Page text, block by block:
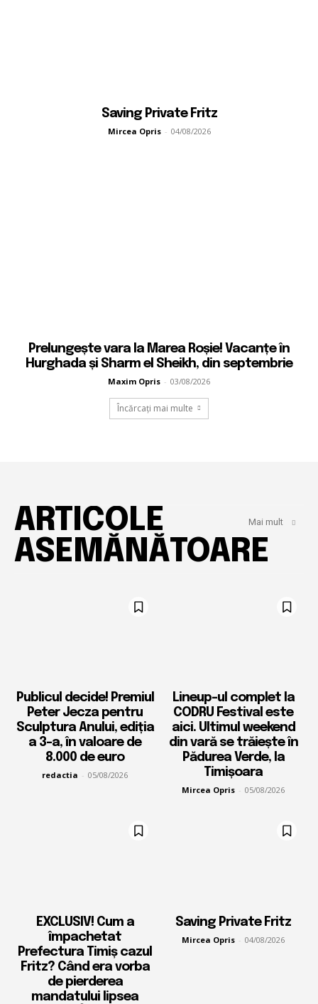
Saving Private Fritz
Mircea Opris - 04/08/2026
Prelungește vara la Marea Roșie! Vacanțe în
Hurghada și Sharm el Sheikh, din septembrie
Maxim Opris - 03/08/2026
Încărcați mai multe
ARTICOLE
ASEMĂNĂTOARE
Mai mult
Publicul decide! Premiul
Peter Jecza pentru
Sculptura Anului, ediția
a 3-a, în valoare de
8.000 de euro
redactia - 05/08/2026
Lineup-ul complet la
CODRU Festival este
aici. Ultimul weekend
din vară se trăiește în
Pădurea Verde, la
Timișoara
Mircea Opris - 05/08/2026
EXCLUSIV! Cum a
împachetat
Prefectura Timiș cazul
Fritz? Când era vorba
de pierderea
mandatului lipsea
Saving Private Fritz
Mircea Opris - 04/08/2026